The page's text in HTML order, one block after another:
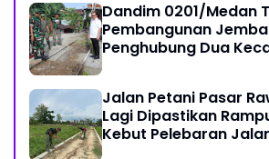
Dandim 0201/Medan
Pembangunan
Penghubung Dua
Jalan Petani Pasar
Lagi Dipastikan
Kebut Pelebaran